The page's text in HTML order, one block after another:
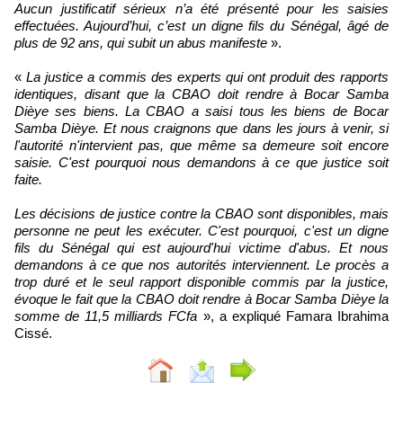
Aucun justificatif sérieux n’a été présenté pour les saisies
effectuées. Aujourd’hui, c’est un digne fils du Sénégal, âgé de
plus de 92 ans, qui subit un abus manifeste ».
« La justice a commis des experts qui ont produit des rapports
identiques, disant que la CBAO doit rendre à Bocar Samba
Dièye ses biens. La CBAO a saisi tous les biens de Bocar
Samba Dièye. Et nous craignons que dans les jours à venir, si
l'autorité n'intervient pas, que même sa demeure soit encore
saisie. C'est pourquoi nous demandons à ce que justice soit
faite.
Les décisions de justice contre la CBAO sont disponibles, mais
personne ne peut les exécuter. C'est pourquoi, c'est un digne
fils du Sénégal qui est aujourd'hui victime d'abus. Et nous
demandons à ce que nos autorités interviennent. Le procès a
trop duré et le seul rapport disponible commis par la justice,
évoque le fait que la CBAO doit rendre à Bocar Samba Dièye la
somme de 11,5 milliards FCfa », a expliqué Famara Ibrahima
Cissé.